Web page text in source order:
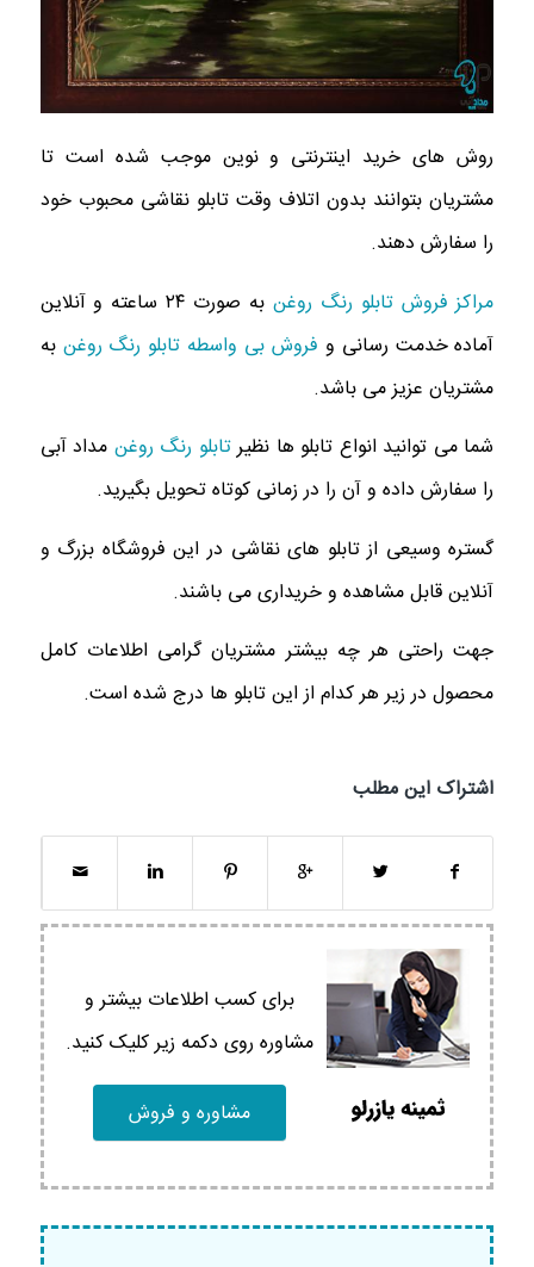
روش های خرید اینترنتی و نوین موجب شده است تا
مشتریان بتوانند بدون اتلاف وقت تابلو نقاشی محبوب خود
را سفارش دهند.
مراکز فروش تابلو رنگ روغن
به صورت ۲۴ ساعته و آنلاین
آماده خدمت رسانی و فروش بی واسطه تابلو رنگ روغن به
مشتریان عزیز می باشد.
شما می توانید انواع تابلو ها نظیرتابلو رنگ روغن مداد آبی
را سفارش داده و آن را در زمانی کوتاه تحویل بگیرید.
گستره وسیعی از تابلو های نقاشی در این فروشگاه بزرگ و
آنلاین قابل مشاهده و خریداری می باشند.
جهت راحتی هر چه بیشتر مشتریان گرامی اطلاعات کامل
محصول در زیر هر کدام از این تابلو ها درج شده است.
اشتراک این مطلب
برای کسب اطلاعات بیشتر و
مشاوره روی دکمه زیر کلیک کنید.
مشاوره و فروش